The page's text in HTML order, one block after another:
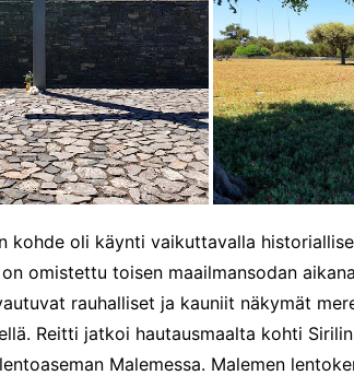
kohde oli käynti vaikuttavalla
omistettu toisen maailmansodan
rauhalliset ja kauniit näkymät
Reitti jatkoi hautausmaalta kohti
Malemessa. Malemen